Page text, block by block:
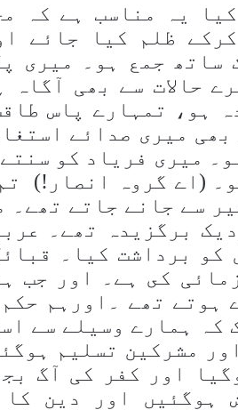
یہ مناسب ہے كہ
ظلم کیا جائے
جمع ہو۔ میری
حالات سے بھی آگاہ
ہو، تمہارے پاس
میری صدائے
میری فریاد کو
(اے گروہ انصار!)
سے جانے جاتے تھے۔
برگزیدہ تھے۔
برداشت كیا۔
كى ہے۔ اور جب
ہوتے تھے ۔اورہم
ہمارے وسیلے سے
مشركین تسلیم
اور کفر کی آگ
ہوگئیں اور دین كا